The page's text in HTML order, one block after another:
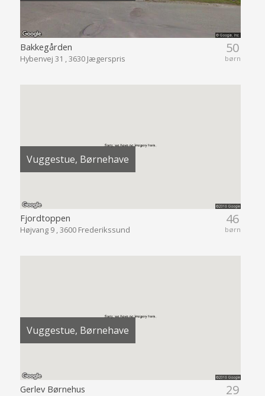
50
børn
Bakkegården
Hybenvej 31 , 3630 Jægerspris
Vuggestue, Børnehave
46
børn
Fjordtoppen
Højvang 9 , 3600 Frederikssund
Vuggestue, Børnehave
29
Gerlev Børnehus